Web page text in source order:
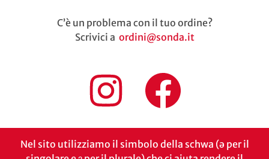
C’è un problema con il tuo ordine?
Scrivici a ordini@sonda.it
Nel sito utilizziamo il simbolo della schwa (ə per il